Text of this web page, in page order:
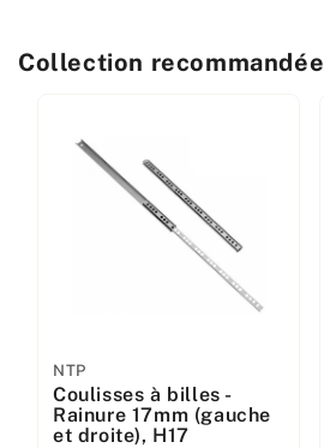
Collection recommandée
Fabricant
:
NTP
Coulisses à billes -
Rainure 17mm (gauche
et droite), H17